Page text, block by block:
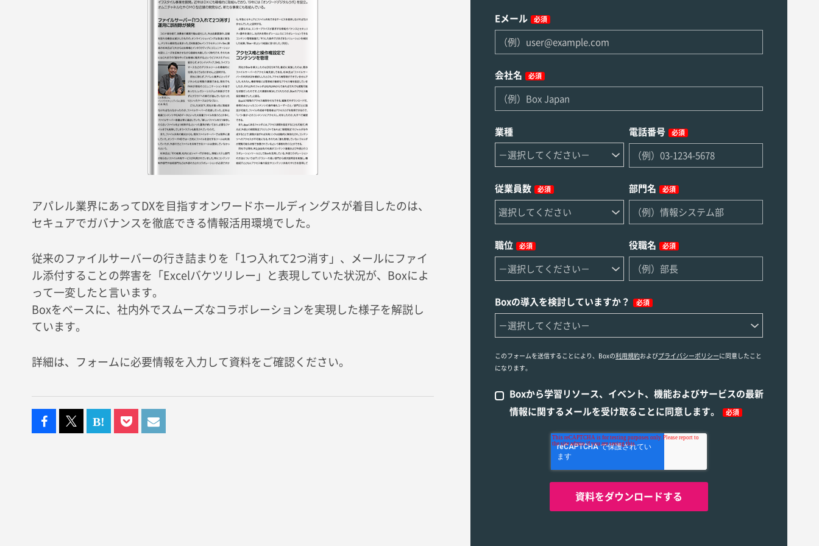
アパレル業界にあってDXを目指すオンワードホールディングスが着目したのは、
セキュアでガバナンスを徹底できる情報活用環境でした。
従来のファイルサーバーの行き詰まりを「1つ入れて2つ消す」、メールにファイ
ル添付することの弊害を「Excelバケツリレー」と表現していた状況が、Boxによ
って一変したと言います。
Boxをベースに、社内外でスムーズなコラボレーションを実現した様子を解説し
ています。
詳細は、フォームに必要情報を入力して資料をご確認ください。
Eメール 必須
会社名 必須
業種 電話番号 必須
従業員数 必須 部門名 必須
職位 必須 役職名 必須
Boxの導入を検討していますか？ 必須
このフォームを送信することにより、Boxの利用規約およびプライバシーポリシーに同意したこと
になります。
Boxから学習リソース、イベント、機能およびサービスの最新
情報に関するメールを受け取ることに同意します。
必須